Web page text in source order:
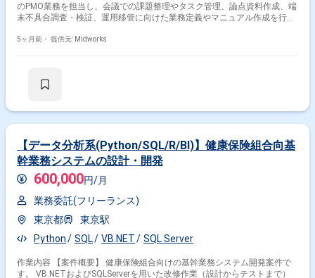
のPMO業務を担当し、会議での課題整理やタスク管理、論点資料作成、端
末不具合調査・検証、運用移管に向けた業務定義やマニュアル作成を行い
・要決定事項や議題に関する論点整理資料の作成 ・PC、タブレット、プ
5ヶ月前・ 提供元: Midworks
【データ分析系(Python/SQL/R/BI)】健康保険組合向基
幹業務システムの設計・開発
600,000円/月
業務委託(フリーランス)
東京都
東京駅
Python
SQL VB.NET SQL Server
作業内容 【案件概要】 健康保険組合向けの基幹業務システム開発案件で
す。 VB.NETおよびSQLServerを用いた改修作業（設計からテストまで）